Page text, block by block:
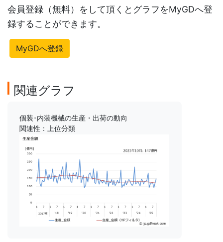
会員登録（無料）をして頂くとグラフをMyGDへ登
録することができます。
MyGDへ登録
関連グラフ
個装･内装機械の生産・出荷の動向
関連性：上位分類